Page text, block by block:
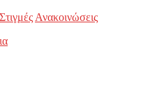
Στιγμές Ανακοινώσεις